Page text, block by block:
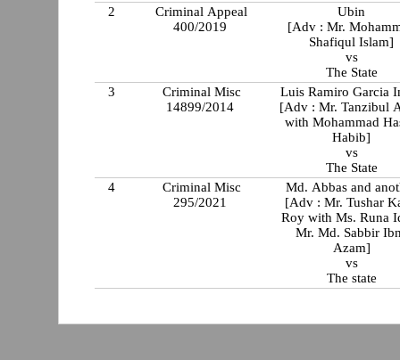
2
Criminal Appeal
400/2019
Ubin
[Adv : Mr.
Shafiqul Islam]
vs
The State
3
Criminal Misc
14899/2014
Luis Ramiro Garcia
[Adv : Mr. Tanzibul
with Mohammad
Habib]
vs
The State
4
Criminal Misc
295/2021
Md. Abbas and
[Adv : Mr. Tushar
Roy with Ms. Runa
Mr. Md. Sabbir
Azam]
vs
The state